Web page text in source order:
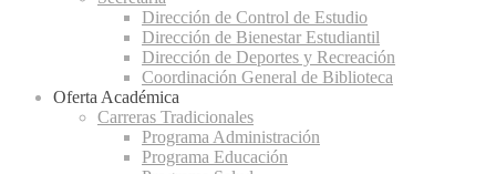
Dirección de Control de Estudio
Dirección de Bienestar Estudiantil
Dirección de Deportes y Recreación
Coordinación General de Biblioteca
Oferta Académica
Carreras Tradicionales
Programa Administración
Programa Educación